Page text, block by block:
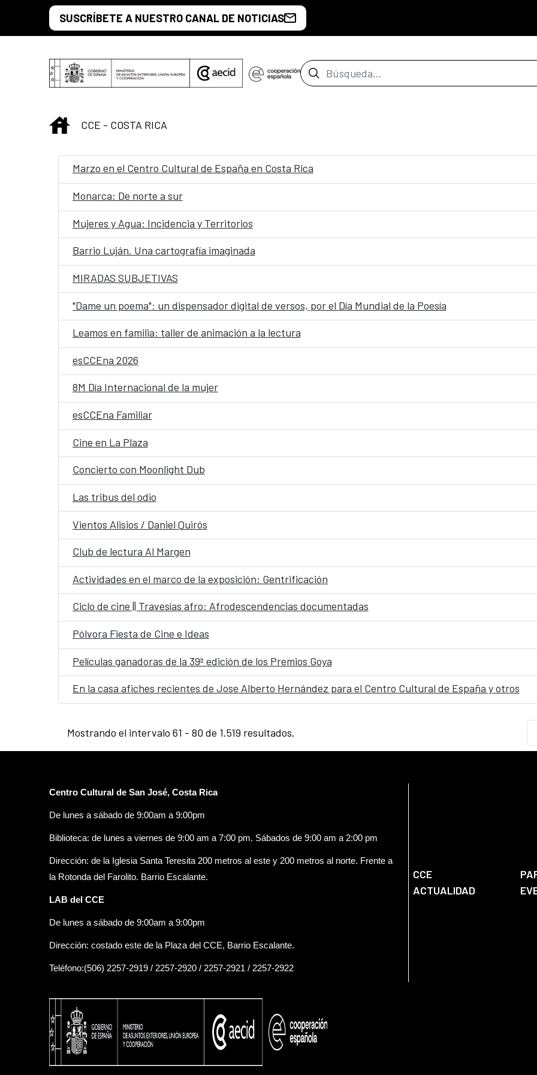
Saltar al contenido principal
SUSCRÍBETE A NUESTRO CANAL DE NOTICIAS
Barra de búsqueda
INICIO
CCE - COSTA RICA
Marzo en el Centro Cultural de España en Costa Rica
Monarca: De norte a sur
Mujeres y Agua: Incidencia y Territorios
Barrio Luján. Una cartografía imaginada
MIRADAS SUBJETIVAS
"Dame un poema": un dispensador digital de versos, por el Día Mundial de la Poesía
Leamos en familia: taller de animación a la lectura
esCCEna 2026
8M Día Internacional de la mujer
esCCEna Familiar
Cine en La Plaza
Concierto con Moonlight Dub
Las tribus del odio
Vientos Alisios / Daniel Quirós
Club de lectura Al Margen
Actividades en el marco de la exposición: Gentrificación
Ciclo de cine || Travesías afro: Afrodescendencias documentadas
Pólvora Fiesta de Cine e Ideas
Películas ganadoras de la 39ª edición de los Premios Goya
En la casa afiches recientes de Jose Alberto Hernández para el Centro Cultural de España y otros
Mostrando el intervalo 61 - 80 de 1.519 resultados.
Centro Cultural de San José, Costa Rica
De lunes a sábado de 9:00am a 9:00pm
Biblioteca: de lunes a viernes de 9:00 am a 7:00 pm. Sábados de 9:00 am a 2:00 pm
Dirección: de la Iglesia Santa Teresita 200 metros al este y 200 metros al norte. Frente a
la Rotonda del Farolito. Barrio Escalante.
LAB del CCE
De lunes a sábado de 9:00am a 9:00pm
Dirección: costado este de la Plaza del CCE, Barrio Escalante.
Teléfono:(506) 2257-2919 / 2257-2920 / 2257-2921 / 2257-2922
CCE
ACTUALIDAD